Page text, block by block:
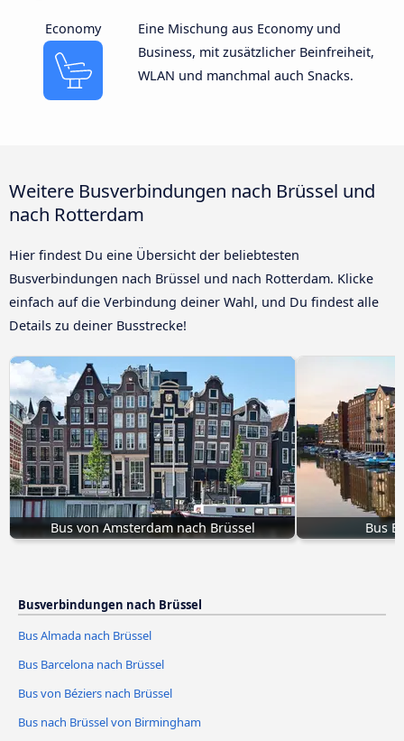
Economy
Eine Mischung aus Economy und
Business, mit zusätzlicher Beinfreiheit,
WLAN und manchmal auch Snacks.
Weitere Busverbindungen nach Brüssel und
nach Rotterdam
Hier findest Du eine Übersicht der beliebtesten
Busverbindungen nach Brüssel und nach Rotterdam. Klicke
einfach auf die Verbindung deiner Wahl, und Du findest alle
Details zu deiner Busstrecke!
Bus von Amsterdam nach Brüssel Bus
Busverbindungen nach Brüssel
Bus Almada nach Brüssel
Bus Barcelona nach Brüssel
Bus von Béziers nach Brüssel
Bus nach Brüssel von Birmingham